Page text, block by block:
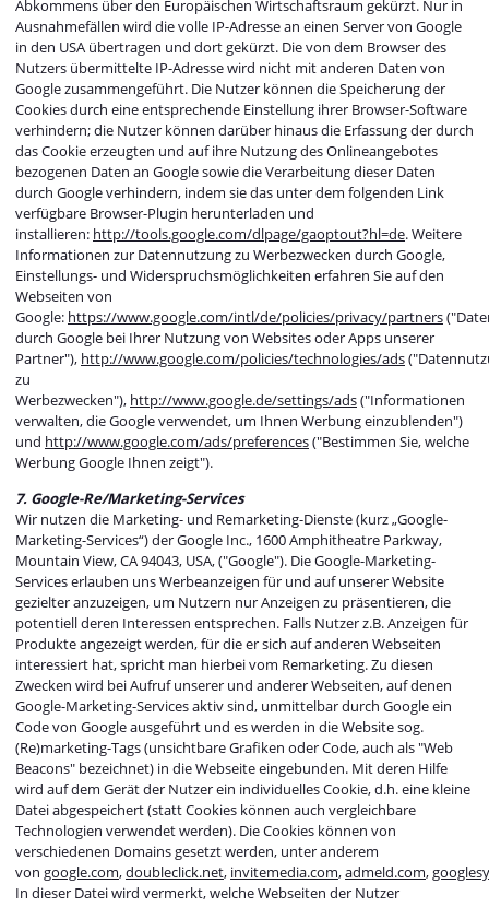
Abkommens über den Europäischen Wirtschaftsraum gekürzt. Nur in
Ausnahmefällen wird die volle IP-Adresse an einen Server von Google
in den USA übertragen und dort gekürzt. Die von dem Browser des
Nutzers übermittelte IP-Adresse wird nicht mit anderen Daten von
Google zusammengeführt. Die Nutzer können die Speicherung der
Cookies durch eine entsprechende Einstellung ihrer Browser-Software
verhindern; die Nutzer können darüber hinaus die Erfassung der durch
das Cookie erzeugten und auf ihre Nutzung des Onlineangebotes
bezogenen Daten an Google sowie die Verarbeitung dieser Daten
durch Google verhindern, indem sie das unter dem folgenden Link
verfügbare Browser-Plugin herunterladen und
installieren: http://tools.google.com/dlpage/gaoptout?hl=de. Weitere
Informationen zur Datennutzung zu Werbezwecken durch Google,
Einstellungs- und Widerspruchsmöglichkeiten erfahren Sie auf den
Webseiten von
Google: https://www.google.com/intl/de/policies/privacy/partners
durch Google bei Ihrer Nutzung von Websites oder Apps unserer
Partner"), http://www.google.com/policies/technologies/ads
zu
Werbezwecken"), http://www.google.de/settings/ads("Informationen
verwalten, die Google verwendet, um Ihnen Werbung einzublenden")
und http://www.google.com/ads/preferences("Bestimmen Sie, welche
Werbung Google Ihnen zeigt").
7. Google-Re/Marketing-Services
Wir nutzen die Marketing- und Remarketing-Dienste (kurz „Google-
Marketing-Services“) der Google Inc., 1600 Amphitheatre Parkway,
Mountain View, CA 94043, USA, ("Google"). Die Google-Marketing-
Services erlauben uns Werbeanzeigen für und auf unserer Website
gezielter anzuzeigen, um Nutzern nur Anzeigen zu präsentieren, die
potentiell deren Interessen entsprechen. Falls Nutzer z.B. Anzeigen für
Produkte angezeigt werden, für die er sich auf anderen Webseiten
interessiert hat, spricht man hierbei vom Remarketing. Zu diesen
Zwecken wird bei Aufruf unserer und anderer Webseiten, auf denen
Google-Marketing-Services aktiv sind, unmittelbar durch Google ein
Code von Google ausgeführt und es werden in die Website sog.
(Re)marketing-Tags (unsichtbare Grafiken oder Code, auch als "Web
Beacons" bezeichnet) in die Webseite eingebunden. Mit deren Hilfe
wird auf dem Gerät der Nutzer ein individuelles Cookie, d.h. eine kleine
Datei abgespeichert (statt Cookies können auch vergleichbare
Technologien verwendet werden). Die Cookies können von
verschiedenen Domains gesetzt werden, unter anderem
von google.com,doubleclick.net, invitemedia.com,admeld.com,
In dieser Datei wird vermerkt, welche Webseiten der Nutzer